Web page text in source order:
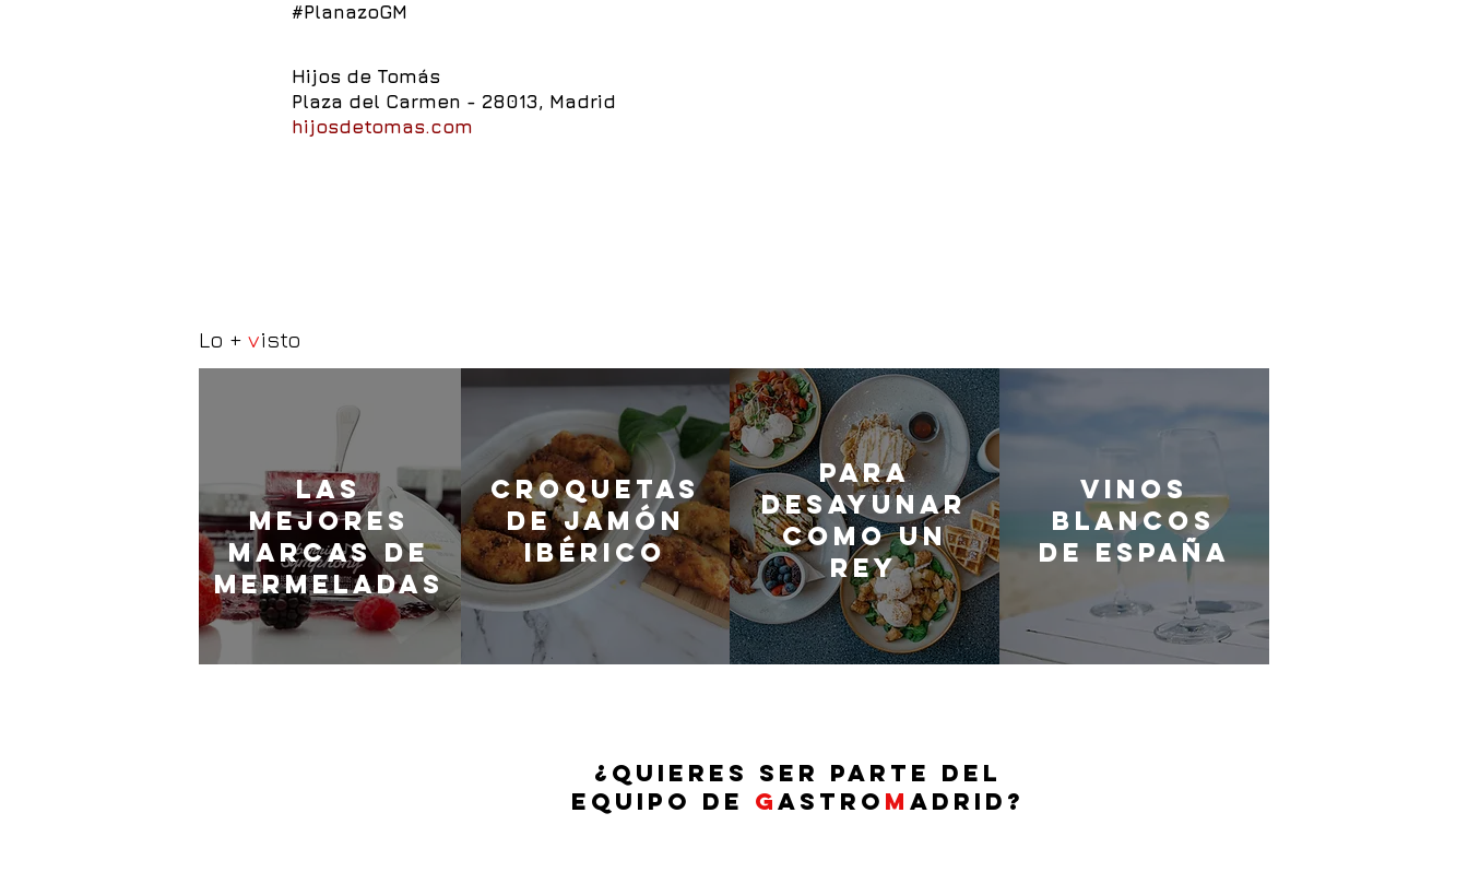
#PlanazoGM
Hijos de Tomás
Plaza del Carmen - 28013, Madrid
hijosdetomas.com
Lo + visto
LaS
MEJORES
marcas de
mermeladas
Croquetas
de jamón
ibérico
Para
desayunar
como un
rey
Vinos
blancos
de España
¿QUIERES SER PARTE DEL
EQUIPO DE GASTRO M ADRID?